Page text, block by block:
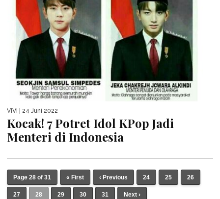
VIVI | 24 Juni 2022
Kocak! 7 Potret Idol KPop Jadi
Menteri di Indonesia
Page 28 of 31 « First ‹ Previous 24 25 26
27 28 29 30 31 Next ›